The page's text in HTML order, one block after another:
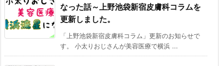
なった話～上野池袋新宿皮膚科コラムを
更新しました。
「上野池袋新宿皮膚科コラム」更新のお知らせで
す。 小太りおじさんが美容医療で横浜 ...